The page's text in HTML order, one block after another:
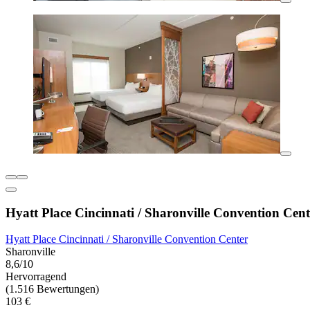
Hyatt Place Cincinnati / Sharonville Convention
Hyatt Place Cincinnati / Sharonville Convention Center
Sharonville
8,6/10
Hervorragend
(1.516 Bewertungen)
103 €